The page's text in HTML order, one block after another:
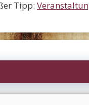
Tipp: